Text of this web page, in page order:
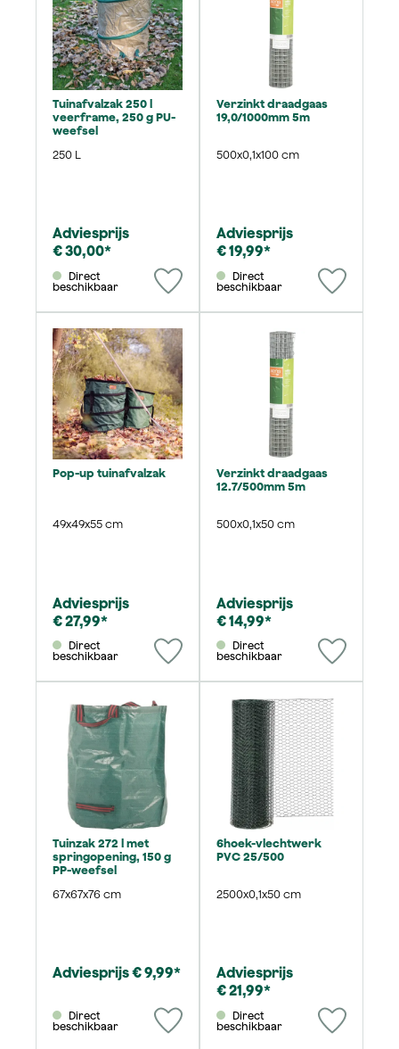
Tuinafvalzak 250 l
veerframe, 250 g PU-
weefsel
250 L
Adviesprijs
€ 30,00*
beschikbaar
Verzinkt draadgaas
19,0/1000mm 5m
500x0,1x100 cm
Adviesprijs
€ 19,99*
beschikbaar
Pop-up tuinafvalzak
49x49x55 cm
Adviesprijs
€ 27,99*
beschikbaar
Verzinkt draadgaas
12.7/500mm 5m
500x0,1x50 cm
Adviesprijs
€ 14,99*
beschikbaar
Tuinzak 272 l met
springopening, 150 g
PP-weefsel
67x67x76 cm
Adviesprijs € 9,99*
beschikbaar
6hoek-vlechtwerk
PVC 25/500
2500x0,1x50 cm
Adviesprijs
€ 21,99*
beschikbaar